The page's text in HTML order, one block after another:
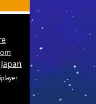
Japan